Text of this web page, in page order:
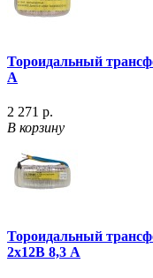
Тороидальный
А
2 271 р.
В корзину
Тороидальный
2х12В 8,3 А